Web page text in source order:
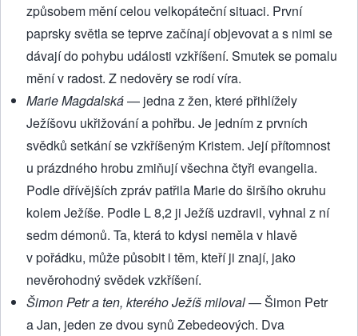
způsobem mění celou velkopáteční situaci. První
paprsky světla se teprve začínají objevovat a s nimi se
dávají do pohybu události vzkříšení. Smutek se pomalu
mění v radost. Z nedověry se rodí víra.
Marie Magdalská— jedna z žen, které přihlížely
Ježíšovu ukřižování a pohřbu. Je jedním z prvních
svědků setkání se vzkříšeným Kristem. Její přítomnost
u prázdného hrobu zmiňují všechna čtyři evangelia.
Podle dřívějších zpráv patřila Marie do širšího okruhu
kolem Ježíše. Podle L 8,2 ji Ježíš uzdravil, vyhnal z ní
sedm démonů. Ta, která to kdysi neměla v hlavě
v pořádku, může působit i těm, kteří ji znají, jako
nevěrohodný svědek vzkříšení.
Šimon Petr a ten, kterého Ježíš miloval— Šimon Petr
a Jan, jeden ze dvou synů Zebedeových. Dva